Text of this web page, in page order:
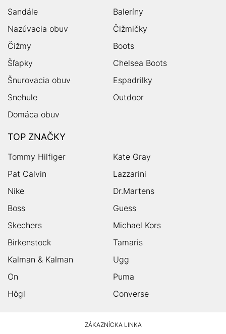
Sandále
Baleríny
Nazúvacia obuv
Čižmičky
Čižmy
Boots
Šľapky
Chelsea Boots
Šnurovacia obuv
Espadrilky
Snehule
Outdoor
Domáca obuv
TOP ZNAČKY
Tommy Hilfiger
Kate Gray
Pat Calvin
Lazzarini
Nike
Dr.Martens
Boss
Guess
Skechers
Michael Kors
Birkenstock
Tamaris
Kalman & Kalman
Ugg
On
Puma
Högl
Converse
ZÁKAZNÍCKA LINKA